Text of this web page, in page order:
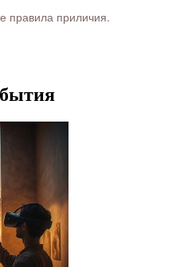
правила приличия.